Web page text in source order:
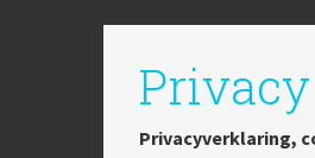
Privacyverklaring,